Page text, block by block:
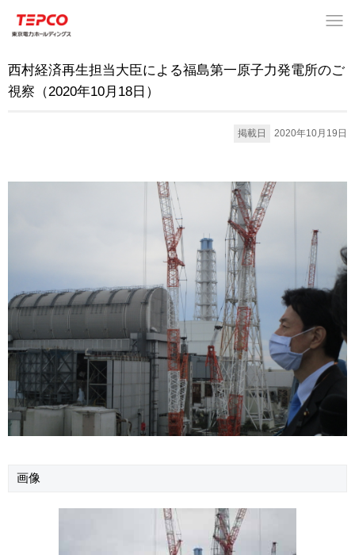
西村経済再生担当大臣による福島第一原子力発電所のご
視察（2020年10月18日）
掲載日 2020年10月19日
画像